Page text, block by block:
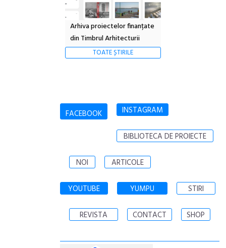
Arhiva proiectelor finanțate
din Timbrul Arhitecturii
TOATE ȘTIRILE
FACEBOOK INSTAGRAM
BIBLIOTECA DE PROIECTE
NOI ARTICOLE
YOUTUBE YUMPU STIRI
REVISTA CONTACT SHOP